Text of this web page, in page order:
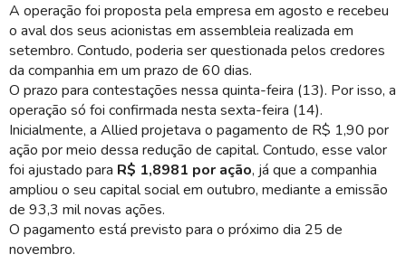
A operação foi proposta pela empresa em agosto e recebeu
o aval dos seus acionistas em assembleia realizada em
setembro. Contudo, poderia ser questionada pelos credores
da companhia em um prazo de 60 dias.
O prazo para contestações nessa quinta-feira (13). Por isso, a
operação só foi confirmada nesta sexta-feira (14).
Inicialmente, a Allied projetava o pagamento de R$ 1,90 por
ação por meio dessa redução de capital. Contudo, esse valor
foi ajustado para R$ 1,8981 por ação, já que a companhia
ampliou o seu capital social em outubro, mediante a emissão
de 93,3 mil novas ações.
O pagamento está previsto para o próximo dia 25 de
novembro.